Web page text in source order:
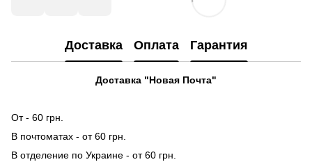
Доставка Оплата Гарантия
Доставка "Новая Почта"
От - 60 грн.
В почтоматах - от 60 грн.
В отделение по Украине - от 60 грн.